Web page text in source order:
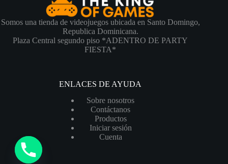
Somos una tienda de videojuegos ubicada en Santo Domingo,
Republica Dominicana.
Plaza Central segundo piso *ADENTRO DE PARTY
FIESTA*
ENLACES DE AYUDA
Sobre nosotros
Contáctanos
Productos
Iniciar sesión
Cuenta
y